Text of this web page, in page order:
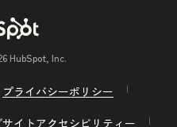
HubSpot, Inc.
プライバシーポリシー
サイトアクセシビリティー